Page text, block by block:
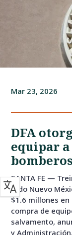
Mar 23, 2026
DFA
equipar
SANTA FE —
todo Nuevo
$1.6 millones
compra de
salvamento,
y Administración.